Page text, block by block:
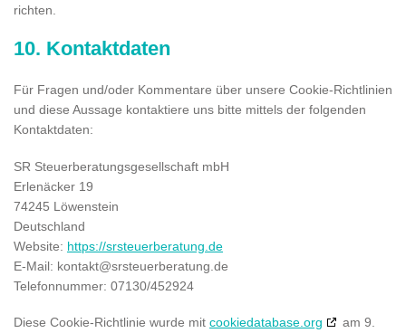
richten.
10. Kontaktdaten
Für Fragen und/oder Kommentare über unsere Cookie-Richtlinien
und diese Aussage kontaktiere uns bitte mittels der folgenden
Kontaktdaten:
SR Steuerberatungsgesellschaft mbH
Erlenäcker 19
74245 Löwenstein
Deutschland
Website: https://srsteuerberatung.de
E-Mail: kontakt@srsteuerberatung.de
Telefonnummer: 07130/452924
Diese Cookie-Richtlinie wurde mit cookiedatabase.org
am 9.